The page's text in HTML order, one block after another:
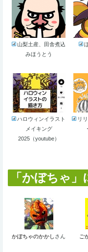
山梨土産、田舎煮込
みほうとう
ハロウィンイラスト
メイキング
2025（youtube）
リ
「かぼちゃ
かぼちゃのかかし さん ご